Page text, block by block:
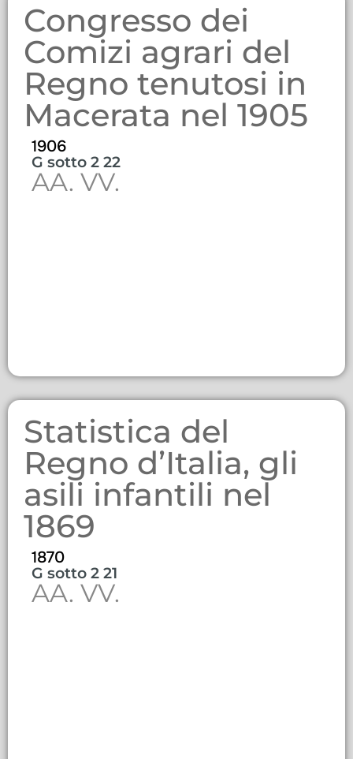
Congresso dei
Comizi agrari del
Regno tenutosi in
Macerata nel 1905
1906
G sotto 2 22
AA. VV.
Statistica del
Regno d’Italia, gli
asili infantili nel
1869
1870
G sotto 2 21
AA. VV.